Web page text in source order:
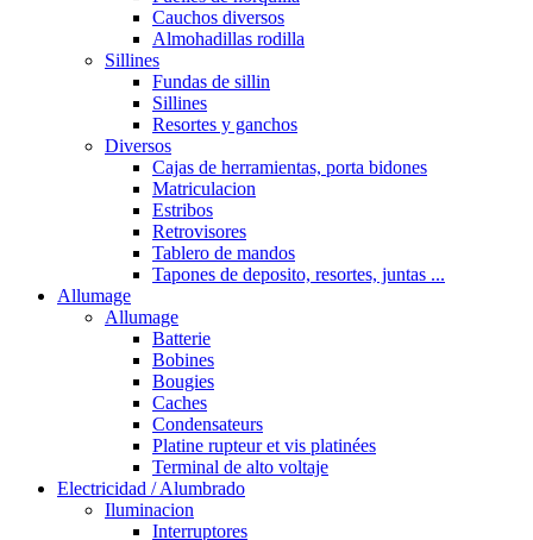
Cauchos diversos
Almohadillas rodilla
Sillines
Fundas de sillin
Sillines
Resortes y ganchos
Diversos
Cajas de herramientas, porta bidones
Matriculacion
Estribos
Retrovisores
Tablero de mandos
Tapones de deposito, resortes, juntas ...
Allumage
Allumage
Batterie
Bobines
Bougies
Caches
Condensateurs
Platine rupteur et vis platinées
Terminal de alto voltaje
Electricidad / Alumbrado
Iluminacion
Interruptores